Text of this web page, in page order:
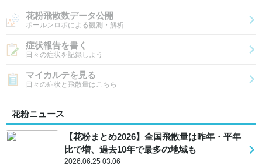
花粉飛散数データ公開
ポールンロボによる観測・解析
症状報告を書く
日々の症状を記録しよう
マイカルテを見る
日々の症状と飛散量はこちら
花粉ニュース
【花粉まとめ2026】全国飛散量は昨年・平年
比で増、過去10年で最多の地域も
2026.06.25 03:06